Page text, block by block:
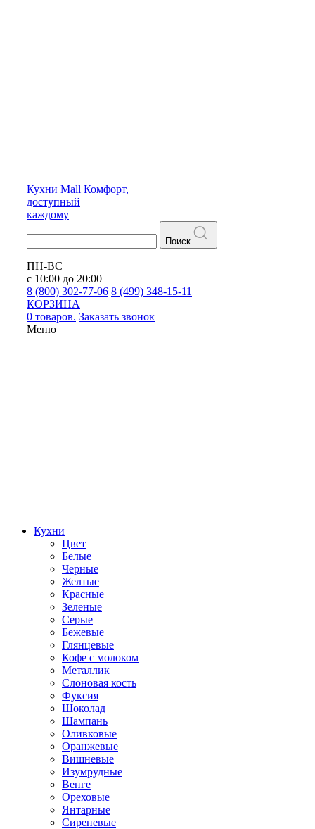
Кухни Mall Комфорт,
доступный
каждому
Поиск
ПН-ВС
с 10:00 до 20:00
8 (800) 302-77-06 8 (499) 348-15-11
КОРЗИНА
0 товаров. Заказать звонок
Меню
Кухни
Цвет
Белые
Черные
Желтые
Красные
Зеленые
Серые
Бежевые
Глянцевые
Кофе с молоком
Металлик
Слоновая кость
Фуксия
Шоколад
Шампань
Оливковые
Оранжевые
Вишневые
Изумрудные
Венге
Ореховые
Янтарные
Сиреневые